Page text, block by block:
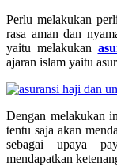
Perlu melakukan
rasa aman dan
yaitu melakukan
ajaran islam yaitu
Dengan melakukan
tentu saja akan
sebagai upaya
mendapatkan